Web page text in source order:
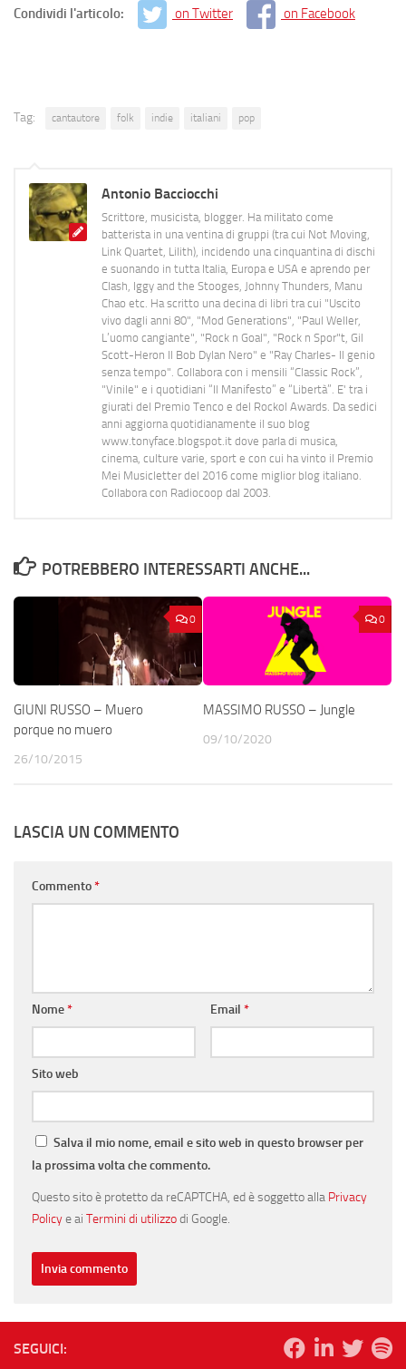
Condividi l'articolo: on Twitter on Facebook
Tag: cantautore folk indie italiani pop
Antonio Bacciocchi
Scrittore, musicista, blogger. Ha militato come
batterista in una ventina di gruppi (tra cui Not Moving,
Link Quartet, Lilith), incidendo una cinquantina di dischi
e suonando in tutta Italia, Europa e USA e aprendo per
Clash, Iggy and the Stooges, Johnny Thunders, Manu
Chao etc. Ha scritto una decina di libri tra cui "Uscito
vivo dagli anni 80", "Mod Generations", "Paul Weller,
L’uomo cangiante", "Rock n Goal", "Rock n Spor"t, Gil
Scott-Heron Il Bob Dylan Nero" e "Ray Charles- Il genio
senza tempo". Collabora con i mensili “Classic Rock”,
"Vinile" e i quotidiani “Il Manifesto” e “Libertà”. E' tra i
giurati del Premio Tenco e del Rockol Awards. Da sedici
anni aggiorna quotidianamente il suo blog
www.tonyface.blogspot.it dove parla di musica,
cinema, culture varie, sport e con cui ha vinto il Premio
Mei Musicletter del 2016 come miglior blog italiano.
Collabora con Radiocoop dal 2003.
POTREBBERO INTERESSARTI ANCHE...
0
GIUNI RUSSO – Muero
porque no muero
26/10/2015
0
MASSIMO RUSSO – Jungle
09/10/2020
LASCIA UN COMMENTO
Commento*
Nome* Email *
Sito web
Salva il mio nome, email e sito web in questo browser per
la prossima volta che commento.
Questo sito è protetto da reCAPTCHA, ed è soggetto alla Privacy
Policye ai Termini di utilizzodi Google.
SEGUICI: